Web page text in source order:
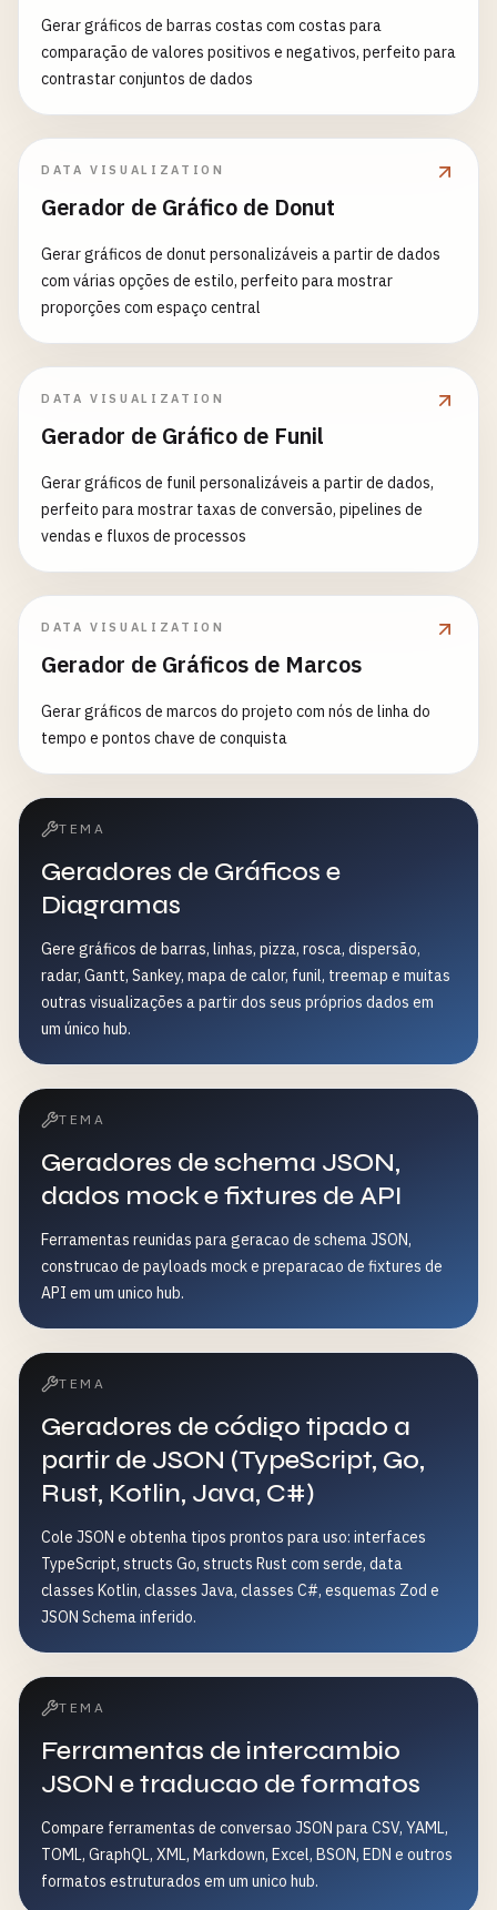
Gerar gráficos de barras costas com costas para
comparação de valores positivos e negativos, perfeito para
contrastar conjuntos de dados
DATA VISUALIZATION
Gerador de Gráfico de Donut
Gerar gráficos de donut personalizáveis a partir de dados
com várias opções de estilo, perfeito para mostrar
proporções com espaço central
DATA VISUALIZATION
Gerador de Gráfico de Funil
Gerar gráficos de funil personalizáveis a partir de dados,
perfeito para mostrar taxas de conversão, pipelines de
vendas e fluxos de processos
DATA VISUALIZATION
Gerador de Gráficos de Marcos
Gerar gráficos de marcos do projeto com nós de linha do
tempo e pontos chave de conquista
TEMA
Geradores de Gráficos e
Diagramas
Gere gráficos de barras, linhas, pizza, rosca, dispersão,
radar, Gantt, Sankey, mapa de calor, funil, treemap e muitas
outras visualizações a partir dos seus próprios dados em
um único hub.
TEMA
Geradores de schema JSON,
dados mock e fixtures de API
Ferramentas reunidas para geracao de schema JSON,
construcao de payloads mock e preparacao de fixtures de
API em um unico hub.
TEMA
Geradores de código tipado a
partir de JSON (TypeScript, Go,
Rust, Kotlin, Java, C#)
Cole JSON e obtenha tipos prontos para uso: interfaces
TypeScript, structs Go, structs Rust com serde, data
classes Kotlin, classes Java, classes C#, esquemas Zod e
JSON Schema inferido.
TEMA
Ferramentas de intercambio
JSON e traducao de formatos
Compare ferramentas de conversao JSON para CSV, YAML,
TOML, GraphQL, XML, Markdown, Excel, BSON, EDN e outros
formatos estruturados em um unico hub.